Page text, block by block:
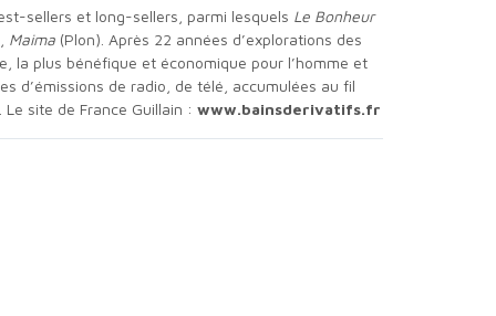
sellers et long-sellers, parmi lesquels Le Bonheur
Maima (Plon). Après 22 années d’explorations des
la plus bénéfique et économique pour l’homme et
d’émissions de radio, de télé, accumulées au fil
site de France Guillain : www.bainsderivatifs.fr